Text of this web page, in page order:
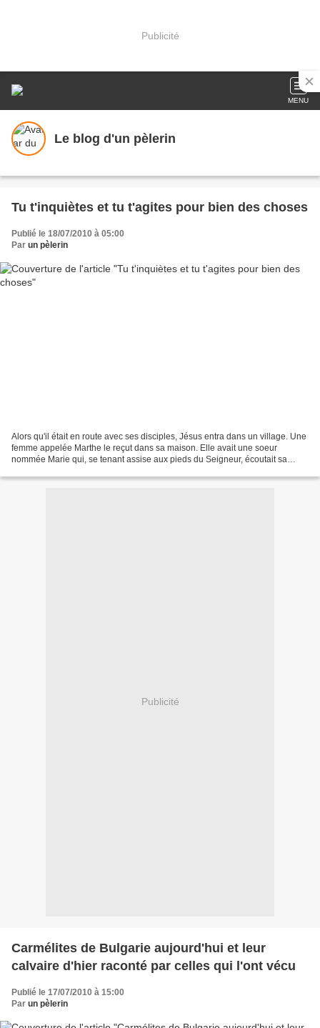
Publicité
MENU
Le blog d'un pèlerin
Tu t'inquiètes et tu t'agites pour bien des choses
Publié le 18/07/2010 à 05:00
Par un pèlerin
Alors qu'il était en route avec ses disciples, Jésus entra dans un village. Une
femme appelée Marthe le reçut dans sa maison. Elle avait une soeur
nommée Marie qui, se tenant assise aux pieds du Seigneur, écoutait sa
Publicité
Carmélites de Bulgarie aujourd'hui et leur
calvaire d'hier raconté par celles qui l'ont vécu
Publié le 17/07/2010 à 15:00
Par un pèlerin